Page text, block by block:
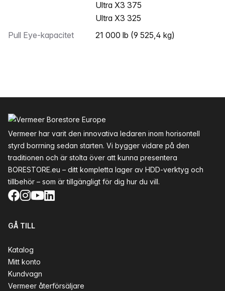
Ultra X3 375
Ultra X3 325
Pull Eye-kapacitet
21 000 lb (9 525,4 kg)
Vermeer har varit den innovativa ledaren inom horisontell
styrd borrning sedan starten. Vi bygger vidare på den
traditionen och är stolta över att kunna presentera
BORESTORE.eu – ditt kompletta lager av HDD-verktyg och
tillbehör – som är tillgängligt för dig hur du vill.
Facebook
Instagram
YouTube
LinkedIn
GÅ TILL
Katalog
Mitt konto
Kundvagn
Vermeer återförsäljare